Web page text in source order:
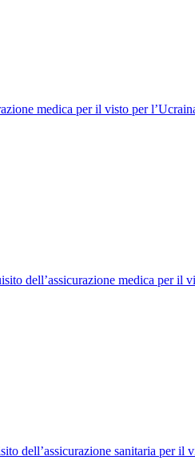
medica per il visto per
dell’assicurazione medica per il
dell’assicurazione sanitaria per il